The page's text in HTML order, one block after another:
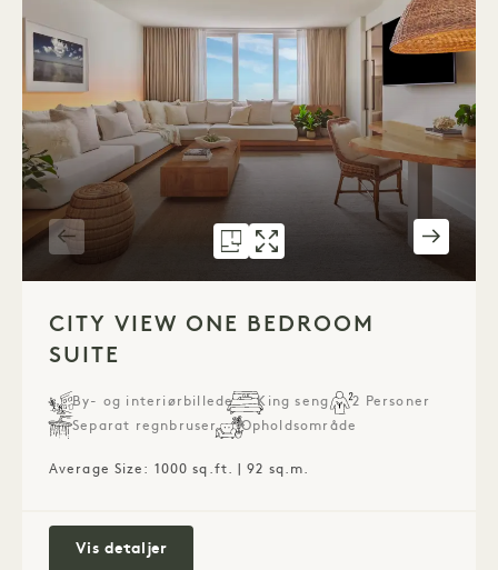
GRUNDPLAN 1276 CITY VIEW
GALLERI 1276 CITY VIEW
CITY VIEW ONE BEDROOM
SUITE
By- og interiørbillede King seng
2 Personer
Separat regnbruser
Opholdsområde
Average Size: 1000 sq.ft. | 92 sq.m.
Vis detaljerCity View One Bedroom Suite